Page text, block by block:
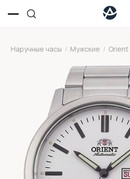
Наручные часы / Мужские / Orient